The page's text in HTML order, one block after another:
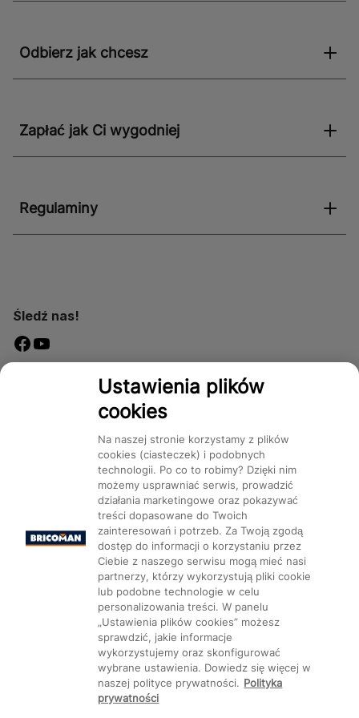
Odbierz jak chcesz
Zapłać jak Ci wygodniej
Regulaminy
Śledź nas!
Dostępność
Kategorie Produkty Marki CMS
Ustawienia plików cookie
Ustawienia plików
cookies
Na naszej stronie korzystamy z plików
cookies (ciasteczek) i podobnych
technologii. Po co to robimy? Dzięki nim
możemy usprawniać serwis, prowadzić
działania marketingowe oraz pokazywać
treści dopasowane do Twoich
zainteresowań i potrzeb. Za Twoją zgodą
dostęp do informacji o korzystaniu przez
Ciebie z naszego serwisu mogą mieć nasi
partnerzy, którzy wykorzystują pliki cookie
lub podobne technologie w celu
personalizowania treści. W panelu
„Ustawienia plików cookies” możesz
sprawdzić, jakie informacje
wykorzystujemy oraz skonfigurować
wybrane ustawienia. Dowiedz się więcej w
naszej polityce prywatności. Polityka
prywatności